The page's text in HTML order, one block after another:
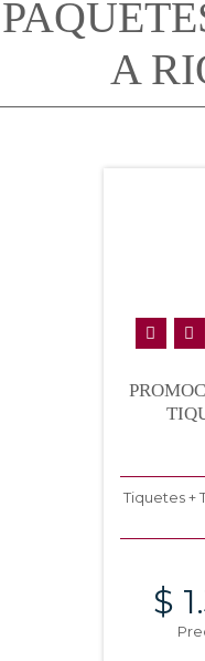
A
Tiquetes +
$